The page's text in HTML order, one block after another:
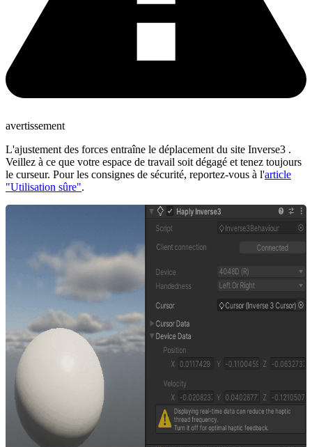
avertissement
L'ajustement des forces entraîne le déplacement du site Inverse3 .
Veillez à ce que votre espace de travail soit dégagé et tenez toujours
le curseur. Pour les consignes de sécurité, reportez-vous à l'article
"Utilisation sûre".